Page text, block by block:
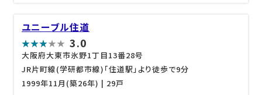
ユニーブル住道
3.0
大阪府大東市氷野1丁目13番28号
JR片町線(学研都市線)「住道駅」より徒歩で9分
1999年11月(築26年) | 29戸